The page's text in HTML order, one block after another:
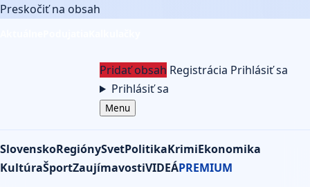
Preskočiť na obsah
Pridať obsah Registrácia Prihlásiť sa
Prihlásiť sa
Menu
SlovenskoRegiónySvetPolitikaKrimiEkonomika
KultúraŠportZaujímavostiVIDEÁPREMIUM